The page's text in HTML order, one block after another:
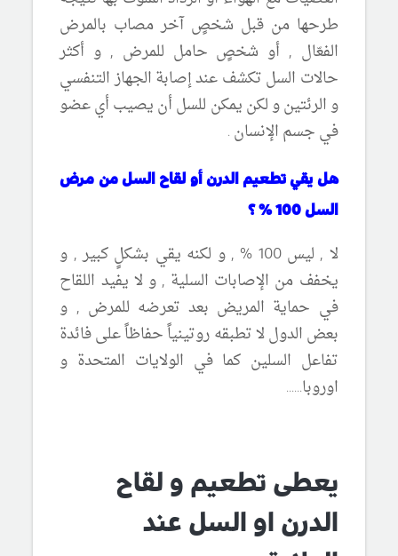
طرحها من قبل شخصٍ آخر مصاب بالمرض
الفعّال , أو شخصٍ حامل للمرض , و أكثر
حالات السل تكشف عند إصابة الجهاز التنفسي
و الرئتين و لكن يمكن للسل أن يصيب أي عضو
في جسم الإنسان .
هل يقي تطعيم الدرن أو لقاح السل من مرض
السل 100 % ؟
لا , ليس 100 % , و لكنه يقي بشكلٍ كبير , و
يخفف من الإصابات السلية , و لا يفيد اللقاح
في حماية المريض بعد تعرضه للمرض , و
بعض الدول لا تطبقه روتينياً حفاظاً على فائدة
تفاعل السلين كما في الولايات المتحدة و
اوروبا......
يعطى تطعيم و لقاح
الدرن او السل عند